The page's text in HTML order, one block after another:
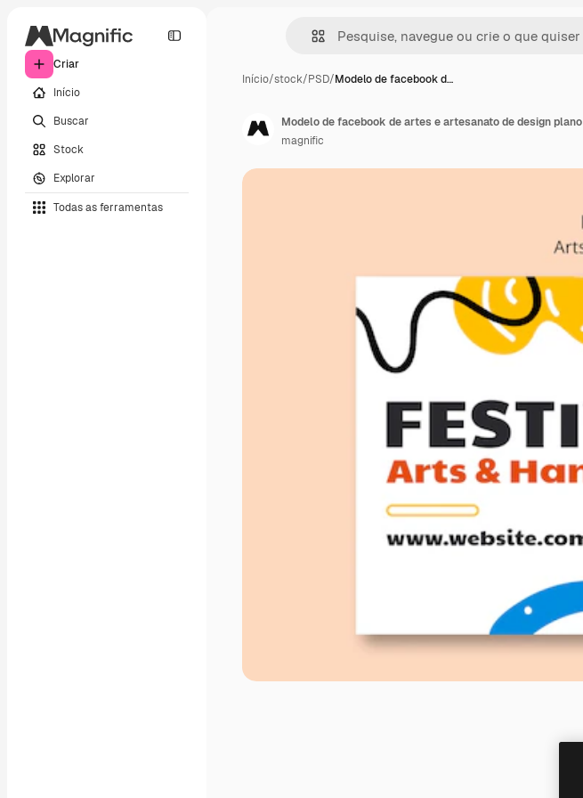
Criar
Início
Buscar
Stock
Explorar
Todas as ferramentas
Início/stock/PSD/Modelo de facebook d…
Modelo de facebook de artes e artesanato de design plano
magnific